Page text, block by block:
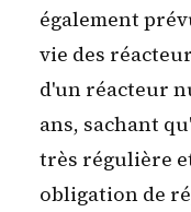
également
vie des
d'un réacteur
ans, sachant
très régulière
obligation de